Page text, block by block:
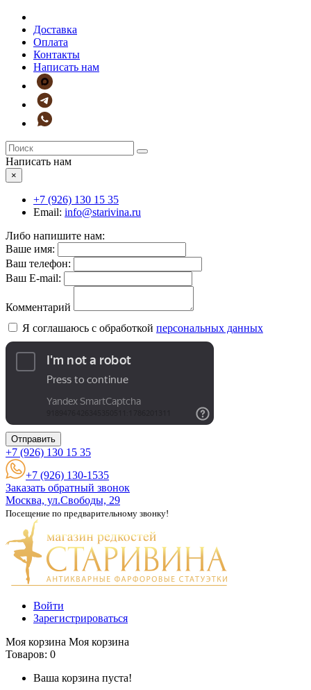
Доставка
Оплата
Контакты
Написать нам
Написать нам
×
+7 (926) 130 15 35
Email: info@starivina.ru
Либо напишите нам:
Ваше имя:
Ваш телефон:
Ваш E-mail:
Комментарий
Я соглашаюсь с обработкой персональных данных
Отправить
+7 (926) 130 15 35
+7 (926) 130-1535
Заказать обратный звонок
Москва, ул.Свободы, 29
Посещение по предварительному звонку!
Войти
Зарегистрироваться
Моя корзина Моя корзина
Товаров: 0
Ваша корзина пуста!